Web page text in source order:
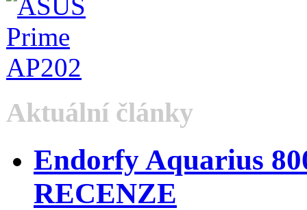
Aktuální články
Endorfy Aquarius
RECENZE